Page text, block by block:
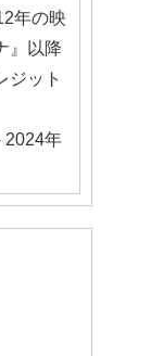
年の映
』以降
ジット
2024年